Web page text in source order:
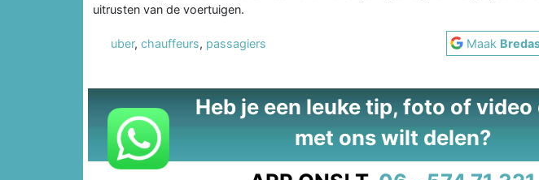
uitrusten van de voertuigen.
uber, chauffeurs, passagiers Maak
Heb je een leuke tip, foto of video
met ons wilt delen?